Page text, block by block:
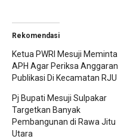
Rekomendasi
Ketua PWRI Mesuji Meminta
APH Agar Periksa Anggaran
Publikasi Di Kecamatan RJU
Pj Bupati Mesuji Sulpakar
Targetkan Banyak
Pembangunan di Rawa Jitu
Utara